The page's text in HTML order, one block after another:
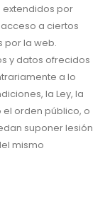
extendidos por
a ciertos
por la web.
y datos ofrecidos
a lo
la Ley, la
orden público, o
suponer lesión
mismo